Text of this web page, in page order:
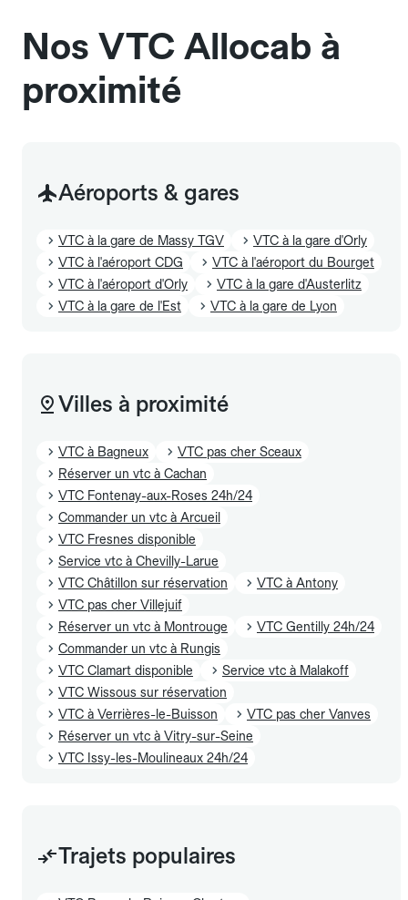
Nos VTC Allocab à
proximité
Aéroports & gares
VTC à la gare de Massy TGV
VTC à la gare d'Orly
VTC à l'aéroport CDG
VTC à l'aéroport du Bourget
VTC à l'aéroport d'Orly
VTC à la gare d'Austerlitz
VTC à la gare de l'Est
VTC à la gare de Lyon
Villes à proximité
VTC à Bagneux
VTC pas cher Sceaux
Réserver un vtc à Cachan
VTC Fontenay-aux-Roses 24h/24
Commander un vtc à Arcueil
VTC Fresnes disponible
Service vtc à Chevilly-Larue
VTC Châtillon sur réservation
VTC à Antony
VTC pas cher Villejuif
Réserver un vtc à Montrouge
VTC Gentilly 24h/24
Commander un vtc à Rungis
VTC Clamart disponible
Service vtc à Malakoff
VTC Wissous sur réservation
VTC à Verrières-le-Buisson
VTC pas cher Vanves
Réserver un vtc à Vitry-sur-Seine
VTC Issy-les-Moulineaux 24h/24
Trajets populaires